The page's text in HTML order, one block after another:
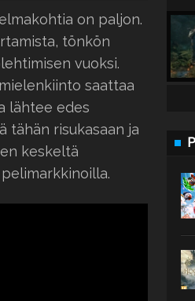
on paljon.
tönkön
vuoksi.
saattaa
lähtee edes
tähän risukasaan ja
keskeltä